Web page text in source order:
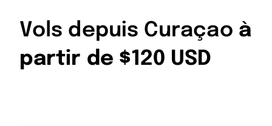
Vols depuis Curaçao à
partir de $120 USD